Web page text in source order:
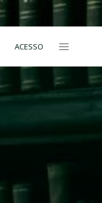
ACESSO